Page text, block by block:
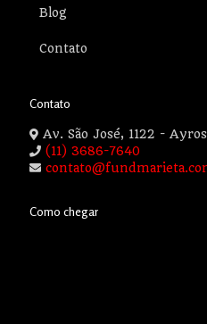
Blog
Contato
Contato
Av. São José, 1122 -
(11) 3686-7640
Como chegar